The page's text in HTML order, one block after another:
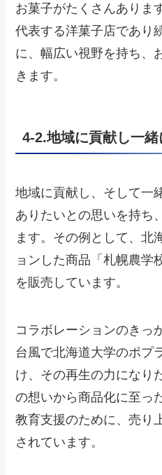
お菓子がたくさんありま
代表する洋菓子店であり
に、幅広い視野を持ち、
きます。
4-2.地域に貢献し一緒
地域に貢献し、そして一
ありたいとの思いを持ち
ます。その例として、北
ョンした商品「札幌農学
を販売しています。
コラボレーションのきっ
台風で北海道大学のポプ
け、その再生の力になり
の想いから商品化に至っ
教育支援のために、売り
されています。